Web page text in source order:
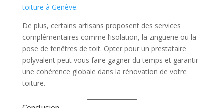
toiture à Genève.
De plus, certains artisans proposent des services
complémentaires comme l’isolation, la zinguerie ou la
pose de fenêtres de toit. Opter pour un prestataire
polyvalent peut vous faire gagner du temps et garantir
une cohérence globale dans la rénovation de votre
toiture.